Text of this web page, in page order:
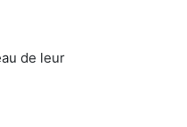
de leur